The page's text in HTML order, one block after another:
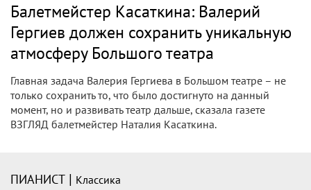
Балетмейстер Касаткина: Валерий
Гергиев должен сохранить уникальную
атмосферу Большого театра
Главная задача Валерия Гергиева в Большом театре – не
только сохранить то, что было достигнуто на данный
момент, но и развивать театр дальше, сказала газете
ВЗГЛЯД балетмейстер Наталия Касаткина.
ПИАНИСТ | Классика